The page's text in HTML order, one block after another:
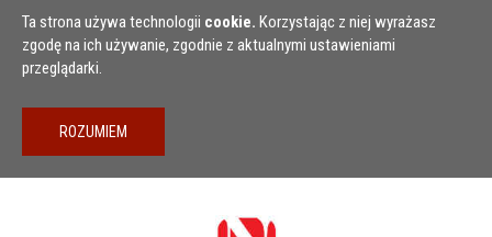
Przejdź do treści
Ta strona używa technologii cookie. Korzystając z niej wyrażasz
zgodę na ich używanie, zgodnie z aktualnymi ustawieniami
przeglądarki.